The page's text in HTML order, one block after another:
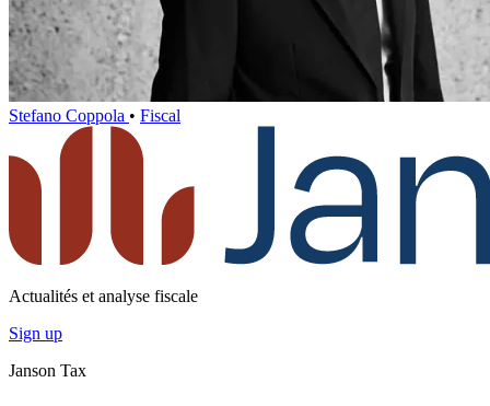
Stefano Coppola • Fiscal
Actualités et analyse fiscale
Sign up
Janson Tax